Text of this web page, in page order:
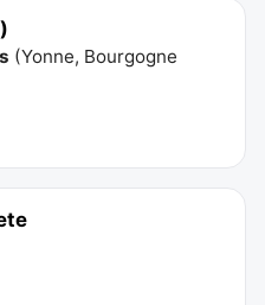
(Yonne, Bourgogne